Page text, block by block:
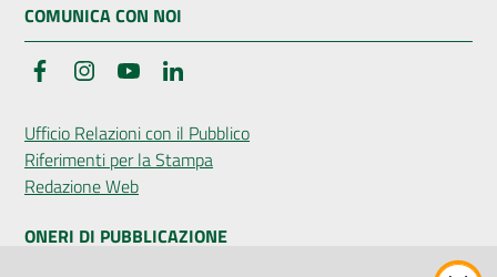
COMUNICA CON NOI
FacebookInstagramYouTube
Ufficio Relazioni con il Pubblico
Riferimenti per la Stampa
Redazione Web
ONERI DI PUBBLICAZIONE